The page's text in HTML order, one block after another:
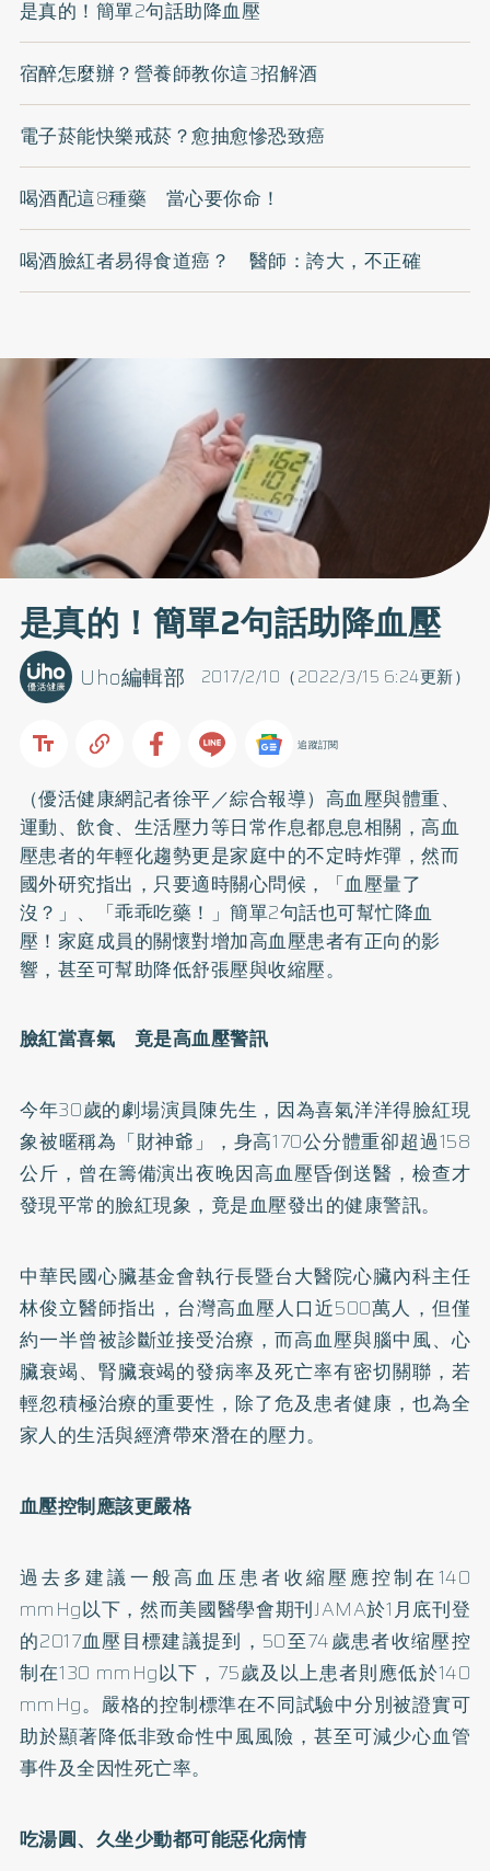
是真的！簡單2句話助降血壓
宿醉怎麼辦？營養師教你這3招解酒
電子菸能快樂戒菸？愈抽愈慘恐致癌
喝酒配這8種藥 當心要你命！
喝酒臉紅者易得食道癌？ 醫師：誇大，不正確
是真的！簡單2句話助降血壓
2017/2/10（2022/3/15 6:24更新）
Uho編輯部
追蹤訂閱
（優活健康網記者徐平／綜合報導） 高血壓與體重、
運動、飲食、生活壓力等日常作息都息息相關，高血
壓患者的年輕化趨勢更是家庭中的不定時炸彈，然而
國外研究指出，只要適時關心問候，「血壓量了
沒？」、「乖乖吃藥！」簡單2句話也可幫忙降血
壓！家庭成員的關懷對增加高血壓患者有正向的影
響，甚至可幫助降低舒張壓與收縮壓。
臉紅當喜氣 竟是高血壓警訊
今年30歲的劇場演員陳先生，因為喜氣洋洋得臉紅現
象被暱稱為「財神爺」，身高170公分體重卻超過158
公斤，曾在籌備演出夜晚因高血壓昏倒送醫，檢查才
發現平常的臉紅現象，竟是血壓發出的健康警訊。
中華民國心臟基金會執行長暨台大醫院心臟內科主任
林俊立醫師指出，台灣高血壓人口近500萬人，但僅
約一半曾被診斷並接受治療，而高血壓與腦中風、心
臟衰竭、腎臟衰竭的發病率及死亡率有密切關聯，若
輕忽積極治療的重要性，除了危及患者健康，也為全
家人的生活與經濟帶來潛在的壓力。
血壓控制應該更嚴格
過去多建議一般高血压患者收縮壓應控制在140
mmHg以下，然而美國醫學會期刊JAMA於1月底刊登
的2017血壓目標建議提到，50至74歲患者收缩壓控
制在130 mmHg以下，75歲及以上患者則應低於140
mmHg。嚴格的控制標準在不同試驗中分別被證實可
助於顯著降低非致命性中風風險，甚至可減少心血管
事件及全因性死亡率。
吃湯圓、久坐少動都可能惡化病情